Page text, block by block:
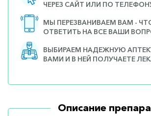
ЧЕРЕЗ САЙТ ИЛИ ПО
МЫ ПЕРЕЗВАНИВАЕМ ВАМ -
ОТВЕТИТЬ НА ВСЕ ВАШИ
ВЫБИРАЕМ НАДЕЖНУЮ
ВАМИ И В НЕЙ ПОЛУЧАЕТЕ
Описание